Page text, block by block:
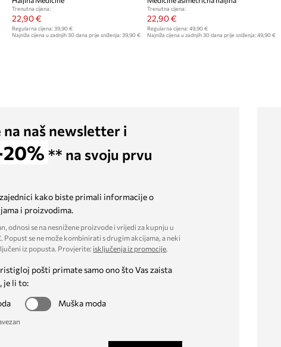
Trenutna cijena:
22,90 €
Regularna cijena:39,90 €
Najniža cijena u zadnjih 30 dana prije sniženja:39,90 €
Trenutna cijena:
22,90 €
Regularna cijena: 49,90 €
Najniža cijena u zadnjih 30 dana prije sniženja: 49,90 €
naš newsletter i
** na svoju prvu
kako biste primali informacije o
i proizvodima.
odnosi se na nesnižene proizvode i vrijedi za kupnju u
se ne može kombinirati s drugim akcijama, a neki
iz popusta. Provjerite: isključenja iz promocije.
pošti primate samo ono što Vas zaista
je li to:
Muška moda